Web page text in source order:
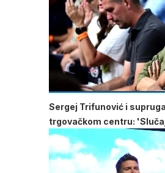
Sergej Trifunović i
trgovačkom centru: